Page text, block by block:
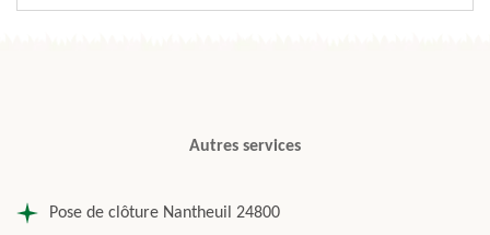
Autres services
Pose de clôture Nantheuil 24800